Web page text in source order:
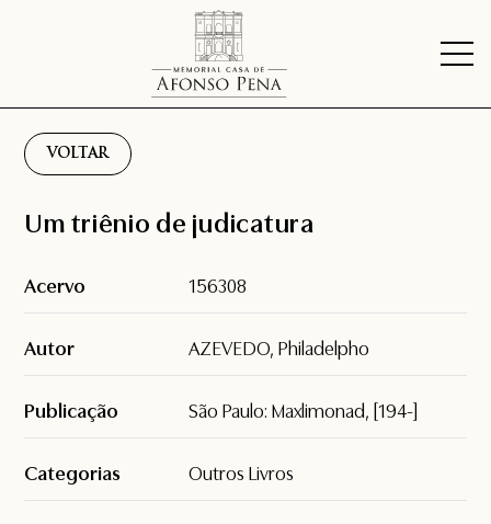
VOLTAR
Um triênio de judicatura
Acervo 156308
Autor AZEVEDO, Philadelpho
Publicação São Paulo: Maxlimonad, [194-]
Categorias Outros Livros